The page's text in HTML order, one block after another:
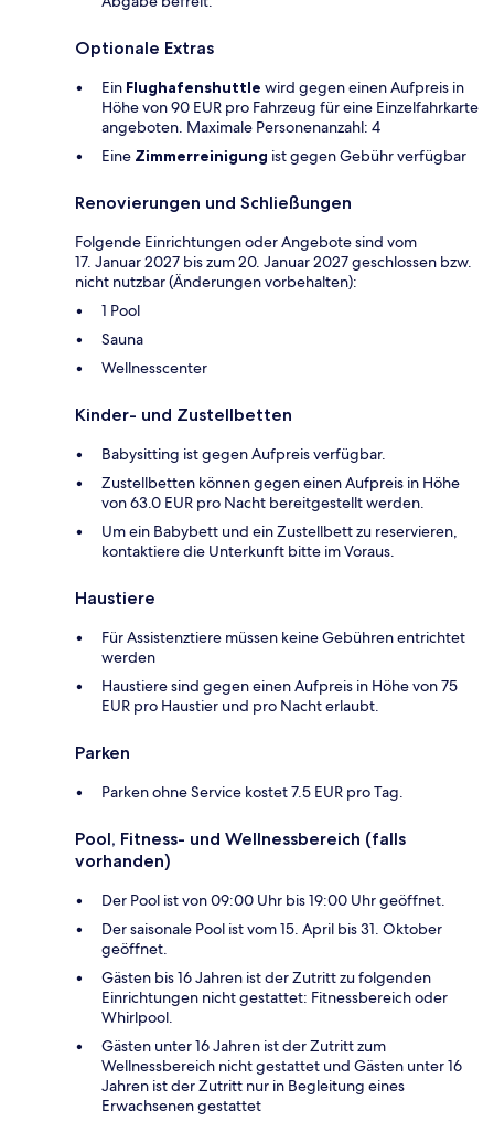
Optionale Extras
Ein Flughafenshuttle wird gegen einen Aufpreis in
Höhe von 90 EUR pro Fahrzeug für eine Einzelfahrkarte
angeboten. Maximale Personenanzahl: 4
Eine Zimmerreinigung ist gegen Gebühr verfügbar
Renovierungen und Schließungen
Folgende Einrichtungen oder Angebote sind vom
17. Januar 2027 bis zum 20. Januar 2027 geschlossen bzw.
nicht nutzbar (Änderungen vorbehalten):
1 Pool
Sauna
Wellnesscenter
Kinder- und Zustellbetten
Babysitting ist gegen Aufpreis verfügbar.
Zustellbetten können gegen einen Aufpreis in Höhe
von 63.0 EUR pro Nacht bereitgestellt werden.
Um ein Babybett und ein Zustellbett zu reservieren,
kontaktiere die Unterkunft bitte im Voraus.
Haustiere
Für Assistenztiere müssen keine Gebühren entrichtet
werden
Haustiere sind gegen einen Aufpreis in Höhe von 75
EUR pro Haustier und pro Nacht erlaubt.
Parken
Parken ohne Service kostet 7.5 EUR pro Tag.
Pool, Fitness- und Wellnessbereich (falls
vorhanden)
Der Pool ist von 09:00 Uhr bis 19:00 Uhr geöffnet.
Der saisonale Pool ist vom 15. April bis 31. Oktober
geöffnet.
Gästen bis 16 Jahren ist der Zutritt zu folgenden
Einrichtungen nicht gestattet: Fitnessbereich oder
Whirlpool.
Gästen unter 16 Jahren ist der Zutritt zum
Wellnessbereich nicht gestattet und Gästen unter 16
Jahren ist der Zutritt nur in Begleitung eines
Erwachsenen gestattet